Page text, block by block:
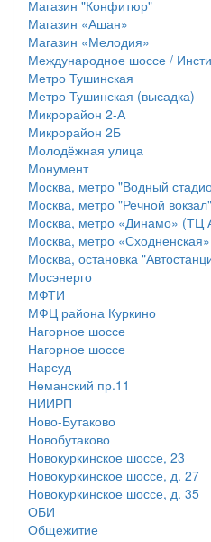
Магазин "Конфитюр"
Магазин «Ашан»
Магазин «Мелодия»
Международное шоссе /
Метро Тушинская
Метро Тушинская (высадка)
Микрорайон 2-А
Микрорайон 2Б
Молодёжная улица
Монумент
Москва, метро "Водный
Москва, метро "Речной вокзал"
Москва, метро «Динамо» (ТЦ
Москва, метро «Сходненская»
Москва, остановка
Мосэнерго
МФТИ
МФЦ района Куркино
Нагорное шоссе
Нагорное шоссе
Нарсуд
Неманский пр.11
НИИРП
Ново-Бутаково
Новобутаково
Новокуркинское шоссе, 23
Новокуркинское шоссе, д. 27
Новокуркинское шоссе, д. 35
ОБИ
Общежитие